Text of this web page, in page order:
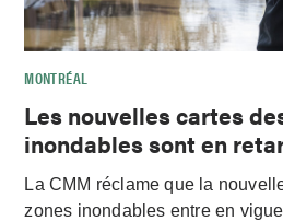
MONTRÉAL
Les nouvelles cartes
inondables sont en
La CMM réclame que la
zones inondables entre en